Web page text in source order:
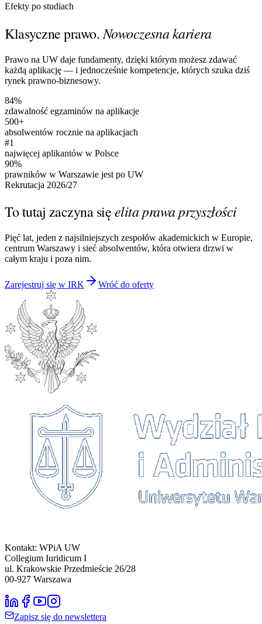
Efekty po studiach
Klasyczne prawo.Nowoczesna kariera
Prawo na UW daje fundamenty, dzięki którym możesz zdawać
każdą aplikację — i jednocześnie kompetencje, których szuka dziś
rynek prawno-biznesowy.
84%
zdawalność egzaminów na aplikacje
500+
absolwentów rocznie na aplikacjach
#1
najwięcej aplikantów w Polsce
90%
prawników w Warszawie jest po UW
Rekrutacja 2026/27
To tutaj zaczyna sięelita prawa przyszłości
Pięć lat, jeden z najsilniejszych zespołów akademickich w Europie,
centrum Warszawy i sieć absolwentów, która otwiera drzwi w
całym kraju i poza nim.
Zarejestruj się w IRK Wróć do oferty
Kontakt: WPiA UW
Collegium Iuridicum I
ul. Krakowskie Przedmieście 26/28
00-927 Warszawa
Zapisz się do newslettera